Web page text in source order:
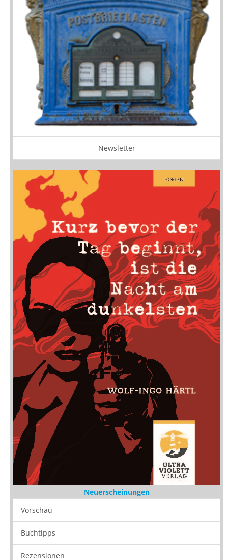
Newsletter
Neuerscheinungen
Vorschau
Buchtipps
Rezensionen